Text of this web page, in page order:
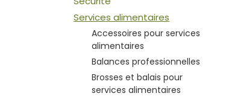
Services alimentaires
Accessoires pour services
alimentaires
Balances professionnelles
Brosses et balais pour
services alimentaires